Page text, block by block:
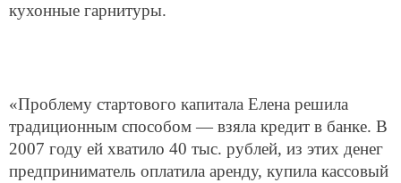
кухонные гарнитуры.
«Проблему стартового капитала Елена решила
традиционным способом — взяла кредит в банке. В
2007 году ей хватило 40 тыс. рублей, из этих денег
предприниматель оплатила аренду, купила кассовый